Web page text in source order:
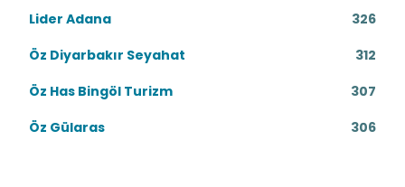
Lider Adana
326
Öz Diyarbakır Seyahat
312
Öz Has Bingöl Turizm
307
Öz Gülaras
306